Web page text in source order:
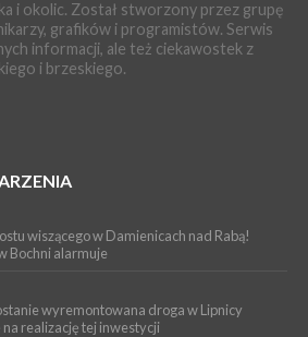
będzie się uczyć pływać. Zajęcia
o racjonalne gospodarowanie wodą
w Krakowie
i okolic. Został stworzony przez grupę
grafików i programistów. Serwis
informacji, ale też ciekawostek z
i brzeskiego.
wiszącego w Damienicach nad Rabą!
Bochni alarmuje
wyremontowana droga w Lipnicy
realizację tej inwestycji